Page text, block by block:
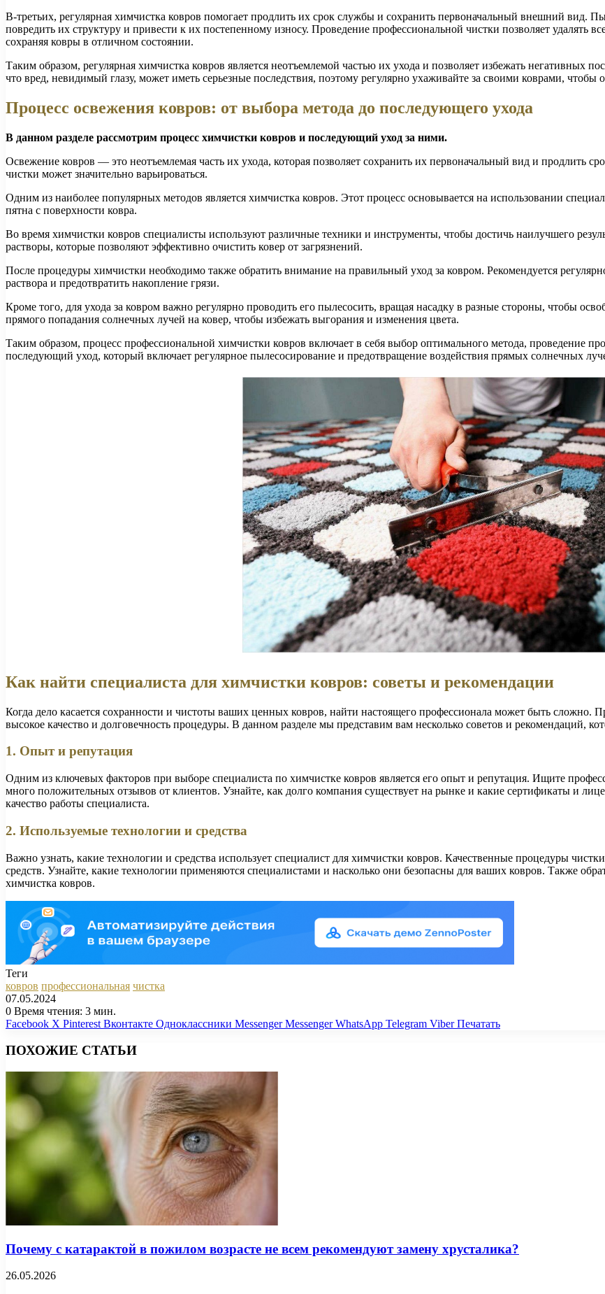
В-третьих, регулярная химчистка ковров помогает продлить их срок службы и сохранить первоначальный внешний вид.
повредить их структуру и привести к их постепенному износу. Проведение профессиональной чистки позволяет удалять
сохраняя ковры в отличном состоянии.
Таким образом, регулярная химчистка ковров является неотъемлемой частью их ухода и позволяет избежать негативных
что вред, невидимый глазу, может иметь серьезные последствия, поэтому регулярно ухаживайте за своими коврами,
Процесс освежения ковров: от выбора метода до последующего ухода
В данном разделе рассмотрим процесс химчистки ковров и последующий уход за ними.
Освежение ковров — это неотъемлемая часть их ухода, которая позволяет сохранить их первоначальный вид и продлить
чистки может значительно варьироваться.
Одним из наиболее популярных методов является химчистка ковров. Этот процесс основывается на использовании
пятна с поверхности ковра.
Во время химчистки ковров специалисты используют различные техники и инструменты, чтобы достичь наилучшего
растворы, которые позволяют эффективно очистить ковер от загрязнений.
После процедуры химчистки необходимо также обратить внимание на правильный уход за ковром. Рекомендуется
раствора и предотвратить накопление грязи.
Кроме того, для ухода за ковром важно регулярно проводить его пылесосить, вращая насадку в разные стороны, чтобы
прямого попадания солнечных лучей на ковер, чтобы избежать выгорания и изменения цвета.
Таким образом, процесс профессиональной химчистки ковров включает в себя выбор оптимального метода, проведение
последующий уход, который включает регулярное пылесосирование и предотвращение воздействия прямых солнечных
Как найти специалиста для химчистки ковров: советы и рекомендации
Когда дело касается сохранности и чистоты ваших ценных ковров, найти настоящего профессионала может быть сложно.
высокое качество и долговечность процедуры. В данном разделе мы представим вам несколько советов и рекомендаций,
1. Опыт и репутация
Одним из ключевых факторов при выборе специалиста по химчистке ковров является его опыт и репутация. Ищите
много положительных отзывов от клиентов. Узнайте, как долго компания существует на рынке и какие сертификаты и
качество работы специалиста.
2. Используемые технологии и средства
Важно узнать, какие технологии и средства использует специалист для химчистки ковров. Качественные процедуры
средств. Узнайте, какие технологии применяются специалистами и насколько они безопасны для ваших ковров. Также
химчистка ковров.
Теги
ковров профессиональная чистка
07.05.2024
0 Время чтения: 3 мин.
Facebook X Pinterest Вконтакте Одноклассники Messenger Messenger WhatsApp Telegram Viber Печатать
ПОХОЖИЕ СТАТЬИ
Почему с катарактой в пожилом возрасте не всем рекомендуют замену хрусталика?
26.05.2026